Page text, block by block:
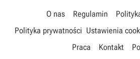
O nas Regulamin
Polityka prywatności Ustawienia
Praca
Kontakt